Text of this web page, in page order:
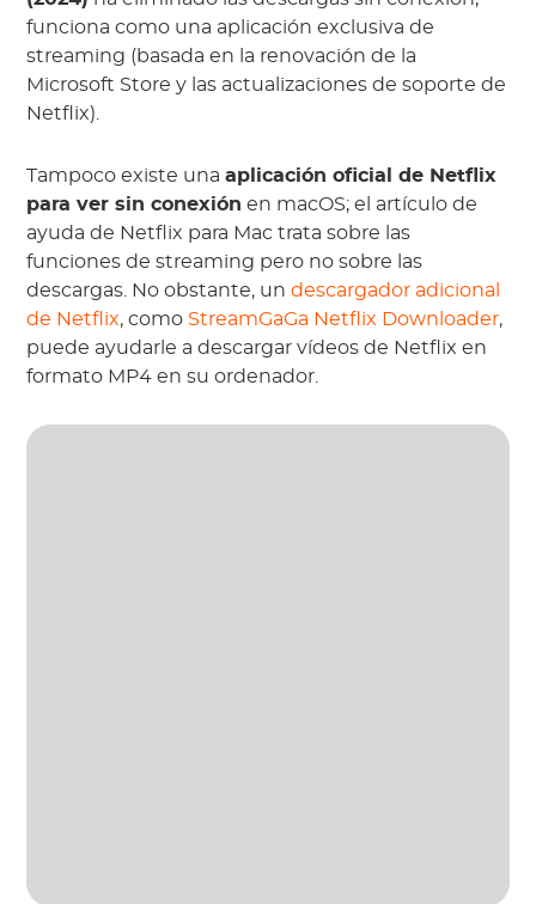
funciona como una aplicación exclusiva de
streaming (basada en la renovación de la
Microsoft Store y las actualizaciones de soporte de
Netflix).
Tampoco existe unaaplicación oficial de Netflix
para ver sin conexión en macOS; el artículo de
ayuda de Netflix para Mac trata sobre las
funciones de streaming pero no sobre las
descargas. No obstante, undescargador adicional
de Netflix, como StreamGaGa Netflix Downloader,
puede ayudarle a descargar vídeos de Netflix en
formato MP4 en su ordenador.